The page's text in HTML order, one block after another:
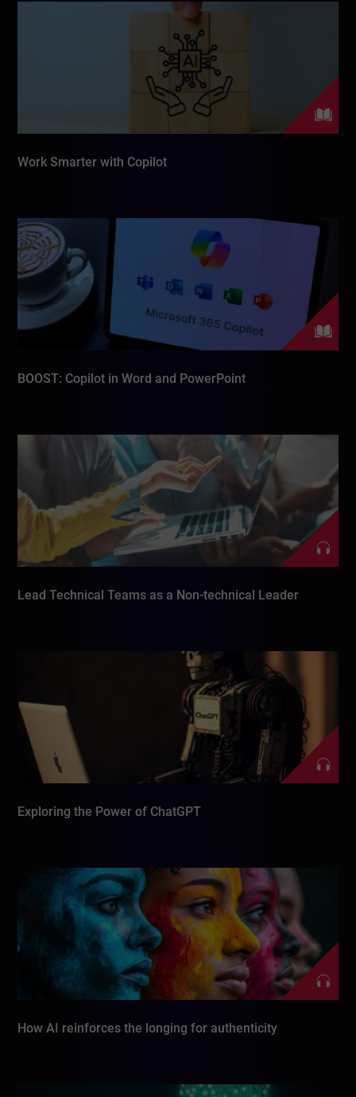
Work Smarter with Copilot
BOOST: Copilot in Word and PowerPoint
Lead Technical Teams as a Non-technical Leader
Exploring the Power of ChatGPT
How AI reinforces the longing for authenticity